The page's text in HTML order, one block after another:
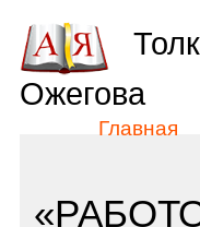
Ожегова
Главная